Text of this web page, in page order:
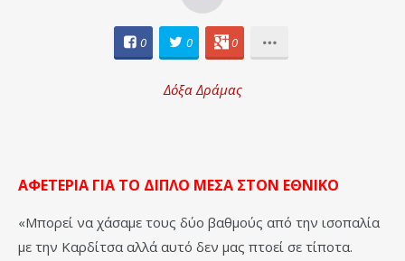
0 0 0
Δόξα Δράμας
ΑΦΕΤΕΡΙΑ ΓΙΑ ΤΟ ΔΙΠΛΟ ΜΕΣΑ ΣΤΟΝ ΕΘΝΙΚΟ
«Μπορεί να χάσαμε τους δύο βαθμούς από την ισοπαλία
με την Καρδίτσα αλλά αυτό δεν μας πτοεί σε τίποτα.